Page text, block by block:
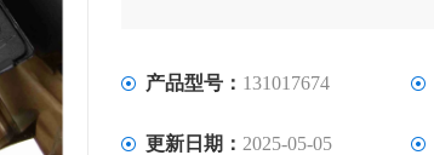
产品型号： 131017674
更新日期： 2025-05-05